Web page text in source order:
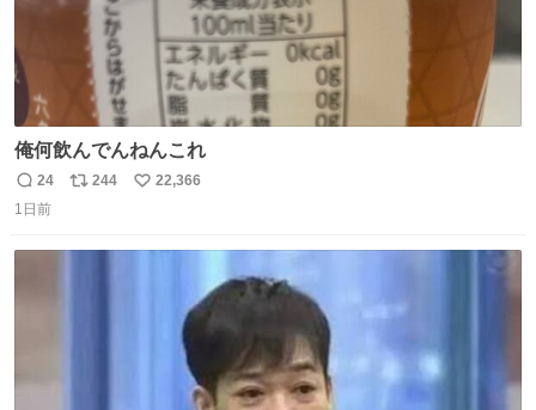
俺何飲んでんねんこれ
返
信
24
リ
244
い
22,366
1日前